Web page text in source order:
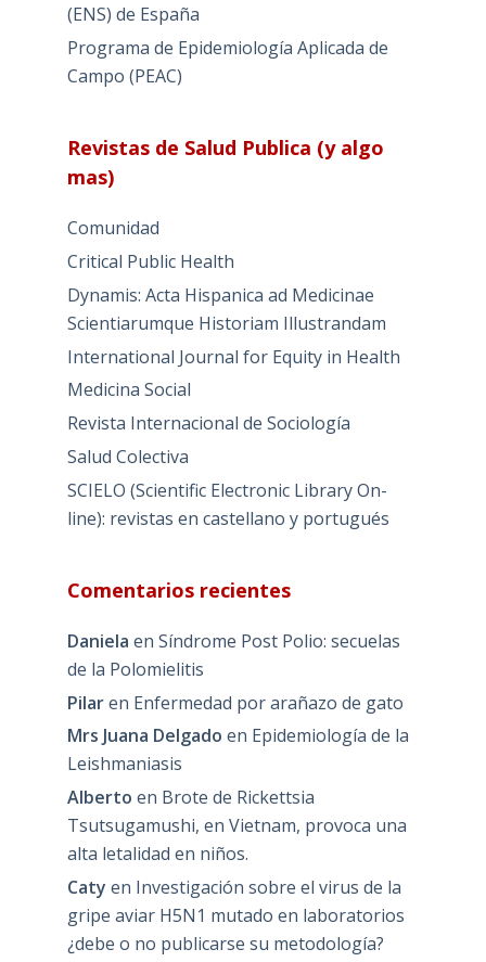
(ENS) de España
Programa de Epidemiología Aplicada de
Campo (PEAC)
Revistas de Salud Publica (y algo
mas)
Comunidad
Critical Public Health
Dynamis: Acta Hispanica ad Medicinae
Scientiarumque Historiam Illustrandam
International Journal for Equity in Health
Medicina Social
Revista Internacional de Sociología
Salud Colectiva
SCIELO (Scientific Electronic Library On-
line): revistas en castellano y portugués
Comentarios recientes
Daniela en Síndrome Post Polio: secuelas
de la Polomielitis
Pilaren Enfermedad por arañazo de gato
Mrs Juana Delgado en Epidemiología de la
Leishmaniasis
Alberto en Brote de Rickettsia
Tsutsugamushi, en Vietnam, provoca una
alta letalidad en niños.
Caty en Investigación sobre el virus de la
gripe aviar H5N1 mutado en laboratorios
¿debe o no publicarse su metodología?